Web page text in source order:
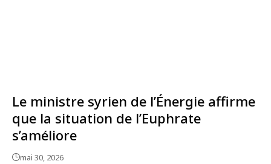
Le ministre syrien de l’Énergie affirme
que la situation de l’Euphrate
s’améliore
mai 30, 2026